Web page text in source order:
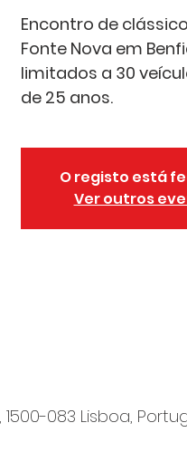
Encontro de
Fonte Nova em
limitados a 30
de 25 anos.
O registo está
Ver outros
083 Lisboa,